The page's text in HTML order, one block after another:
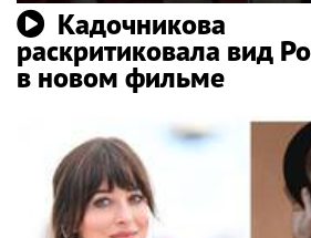
Кадочникова
раскритиковала вид
в новом фильме